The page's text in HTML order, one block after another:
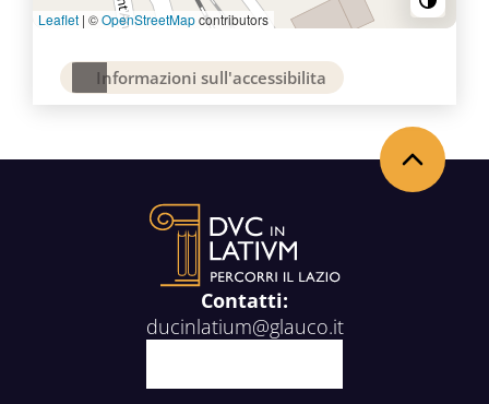
Leaflet | ©OpenStreetMapcontributors
Informazioni sull'accessibilita
Contatti:
ducinlatium@glauco.it
Torna in alto